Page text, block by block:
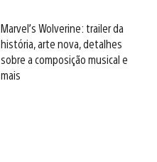
Marvel’s Wolverine: trailer da
história, arte nova, detalhes
sobre a composição musical e
mais